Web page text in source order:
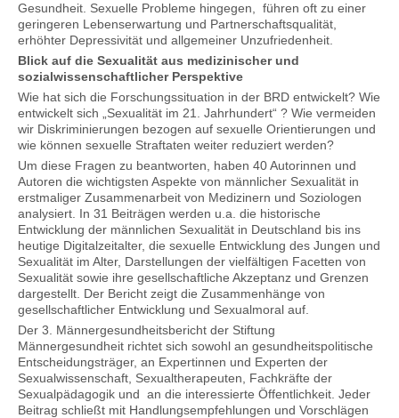
Gesundheit. Sexuelle Probleme hingegen, führen oft zu einer
geringeren Lebenserwartung und Partnerschaftsqualität,
erhöhter Depressivität und allgemeiner Unzufriedenheit.
Blick auf die Sexualität aus medizinischer und
sozialwissenschaftlicher Perspektive
Wie hat sich die Forschungssituation in der BRD entwickelt? Wie
entwickelt sich „Sexualität im 21. Jahrhundert“ ? Wie vermeiden
wir Diskriminierungen bezogen auf sexuelle Orientierungen und
wie können sexuelle Straftaten weiter reduziert werden?
Um diese Fragen zu beantworten, haben 40 Autorinnen und
Autoren die wichtigsten Aspekte von männlicher Sexualität in
erstmaliger Zusammenarbeit von Medizinern und Soziologen
analysiert. In 31 Beiträgen werden u.a. die historische
Entwicklung der männlichen Sexualität in Deutschland bis ins
heutige Digitalzeitalter, die sexuelle Entwicklung des Jungen und
Sexualität im Alter, Darstellungen der vielfältigen Facetten von
Sexualität sowie ihre gesellschaftliche Akzeptanz und Grenzen
dargestellt. Der Bericht zeigt die Zusammenhänge von
gesellschaftlicher Entwicklung und Sexualmoral auf.
Der 3. Männergesundheitsbericht der Stiftung
Männergesundheit richtet sich sowohl an gesundheitspolitische
Entscheidungsträger, an Expertinnen und Experten der
Sexualwissenschaft, Sexualtherapeuten, Fachkräfte der
Sexualpädagogik und an die interessierte Öffentlichkeit. Jeder
Beitrag schließt mit Handlungsempfehlungen und Vorschlägen